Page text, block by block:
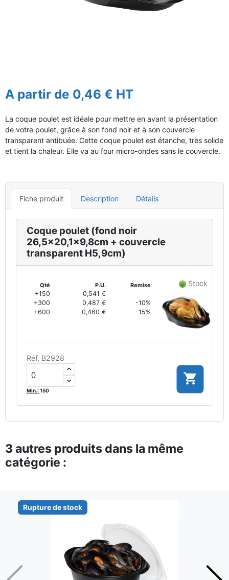
A partir de 0,46 € HT
La coque poulet est idéale pour mettre en avant la présentation
de votre poulet, grâce à son fond noir et à son couvercle
transparent antibuée. Cette coque poulet est étanche, très solide
et tient la chaleur. Elle va au four micro-ondes sans le couvercle.
Fiche produit Description Détails
Coque poulet (fond noir
26,5x20,1x9,8cm + couvercle
transparent H5,9cm)
Qté P.U. Remise
+150
0,541 €
+300
0,487 €
-10%
+600
0,460 € -15%
Stock
Réf. B2928
Min.:150

3 autres produits dans la même
catégorie :
Rupture de stock